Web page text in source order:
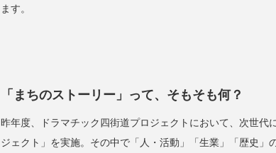
ます。
「まちのストーリー」って、そもそも何？
昨年度、ドラマチック四街道プロジェクトにおいて、次世
ジェクト」を実施。その中で「人・活動」「生業」「歴史」